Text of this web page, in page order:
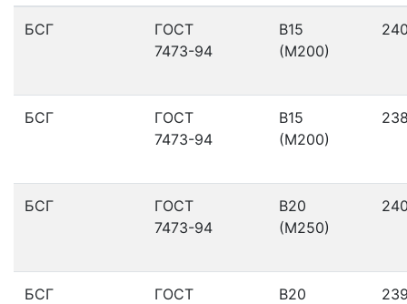
БСГ
ГОСТ
7473-94
В15
(М200)
БСГ
ГОСТ
7473-94
В15
(М200)
БСГ
ГОСТ
7473-94
В20
(М250)
БСГ
ГОСТ
В20